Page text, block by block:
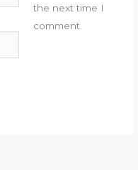
the next time I
comment.